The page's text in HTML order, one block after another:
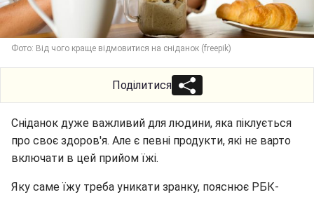
Фото: Від чого краще відмовитися на сніданок (freepik)
Поділитися
Сніданок дуже важливий для людини, яка піклується
про своє здоров'я. Але є певні продукти, які не варто
включати в цей прийом їжі.
Яку саме їжу треба уникати зранку, пояснює РБК-